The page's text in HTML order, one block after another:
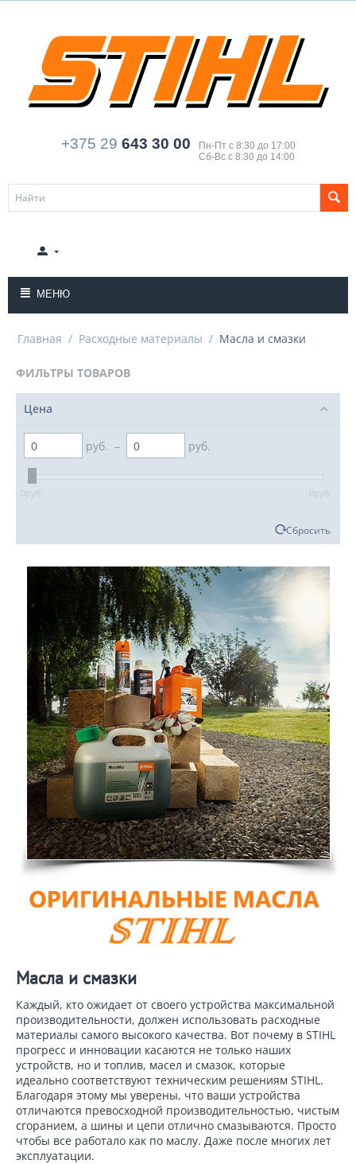
+375 29 643 30 00
Пн-Пт с 8:30 до 17:00
Сб-Вс с 8:30 до 14:00
МЕНЮ
Главная / Расходные материалы / Масла и смазки
ФИЛЬТРЫ ТОВАРОВ
Цена
руб. – руб.
0 руб. 0 руб.
Сбросить
Масла и смазки
Каждый, кто ожидает от своего устройства максимальной
производительности, должен использовать расходные
материалы самого высокого качества. Вот почему в STIHL
прогресс и инновации касаются не только наших
устройств, но и топлив, масел и смазок, которые
идеально соответствуют техническим решениям STIHL.
Благодаря этому мы уверены, что ваши устройства
отличаются превосходной производительностью, чистым
сгоранием, а шины и цепи отлично смазываются. Просто
чтобы все работало как по маслу. Даже после многих лет
эксплуатации.